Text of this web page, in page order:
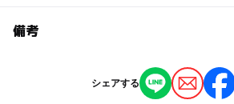
予約/応募
注意・制限事項
備考
※掲載の情報は天候や主催者側の都
ることがあります。
シェアする